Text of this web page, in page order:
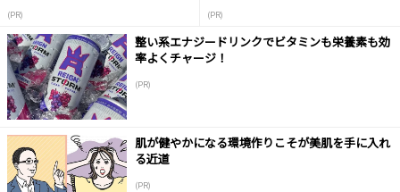
(PR) (PR)
整い系エナジードリンクでビタミンも栄養素も効
率よくチャージ！
(PR)
肌が健やかになる環境作りこそが美肌を手に入れ
る近道
(PR)